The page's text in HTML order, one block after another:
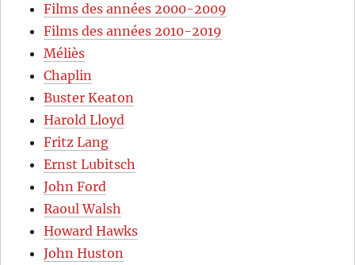
Films des années 2000-2009
Films des années 2010-2019
Méliès
Chaplin
Buster Keaton
Harold Lloyd
Fritz Lang
Ernst Lubitsch
John Ford
Raoul Walsh
Howard Hawks
John Huston